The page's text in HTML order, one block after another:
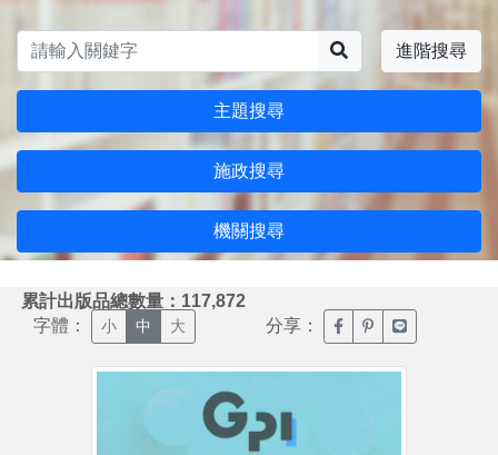
進階搜尋
主題搜尋
施政搜尋
機關搜尋
累計出版品總數量：117,872
字體： 小 中 大 分享： 臉書分享(另開新視窗)
噗浪分享(另開新
Line分享(另